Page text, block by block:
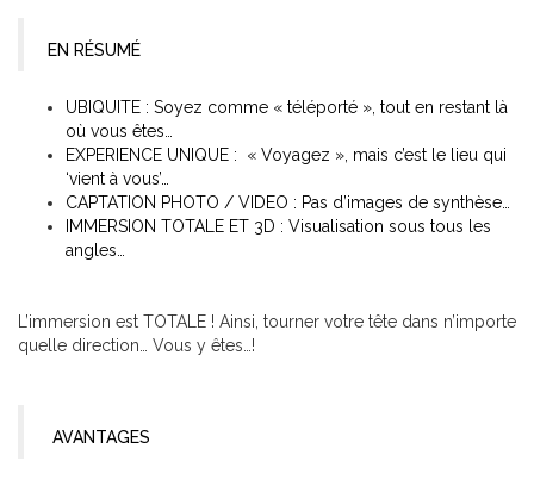
EN RÉSUMÉ
UBIQUITE : Soyez comme « téléporté », tout en restant là
où vous êtes…
EXPERIENCE UNIQUE : « Voyagez », mais c’est le lieu qui
‘vient à vous’…
CAPTATION PHOTO / VIDEO : Pas d’images de synthèse…
IMMERSION TOTALE ET 3D : Visualisation sous tous les
angles…
L’immersion est TOTALE ! Ainsi, tourner votre tête dans n’importe
quelle direction… Vous y êtes…!
AVANTAGES